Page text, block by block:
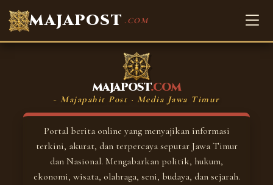
MAJAPOST .COM
MAJAPOST.COM
- Majapahit Post · Media Jawa Timur
Portal berita online yang menyajikan informasi
terkini, akurat, dan terpercaya seputar Jawa Timur
dan Nasional. Mengabarkan politik, hukum,
ekonomi, wisata, olahraga, seni, budaya, dan sejarah.